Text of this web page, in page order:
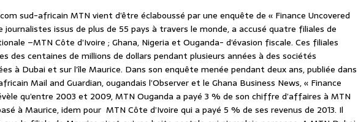
sud-africain MTN vient d’être éclaboussé par une enquête de « Finance Uncovered
journalistes issus de plus de 55 pays à travers le monde, a accusé quatre filiales de
–MTN Côte d’Ivoire ; Ghana, Nigeria et Ouganda- d’évasion fiscale. Ces filiales
des centaines de millions de dollars pendant plusieurs années à des sociétés
à Dubai et sur l’île Maurice. Dans son enquête menée pendant deux ans, publiée dans
Mail and Guardian, ougandais l’Observer et le Ghana Business News, « Finance
qu’entre 2003 et 2009, MTN Ouganda a payé 3 % de son chiffre d’affaires à MTN
à Maurice, idem pour MTN Côte d’Ivoire qui a payé 5 % de ses revenus de 2013. Il